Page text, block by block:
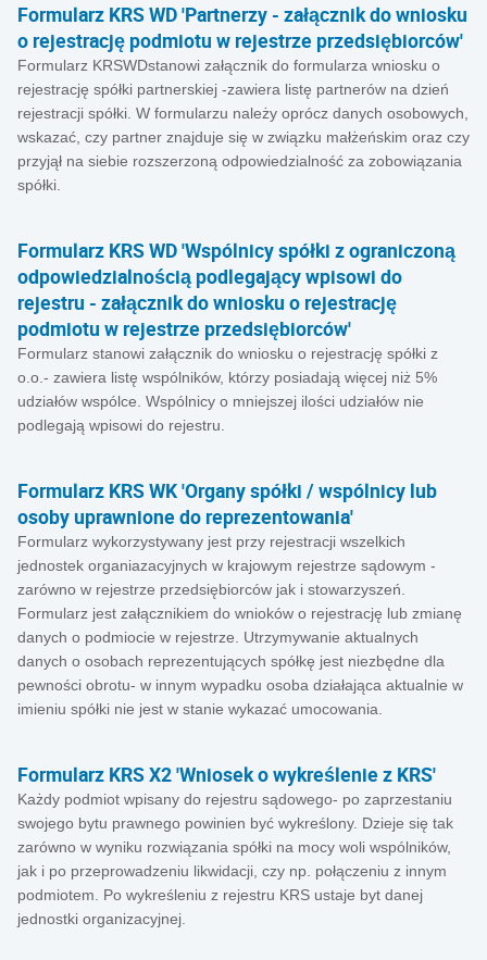
Formularz KRS WD 'Partnerzy - załącznik do wniosku
o rejestrację podmiotu w rejestrze przedsiębiorców'
Formularz KRSWDstanowi załącznik do formularza wniosku o
rejestrację spółki partnerskiej -zawiera listę partnerów na dzień
rejestracji spółki. W formularzu należy oprócz danych osobowych,
wskazać, czy partner znajduje się w związku małżeńskim oraz czy
przyjął na siebie rozszerzoną odpowiedzialność za zobowiązania
spółki.
Formularz KRS WD 'Wspólnicy spółki z ograniczoną
odpowiedzialnością podlegający wpisowi do
rejestru - załącznik do wniosku o rejestrację
podmiotu w rejestrze przedsiębiorców'
Formularz stanowi załącznik do wniosku o rejestrację spółki z
o.o.- zawiera listę wspólników, którzy posiadają więcej niż 5%
udziałów wspólce. Wspólnicy o mniejszej ilości udziałów nie
podlegają wpisowi do rejestru.
Formularz KRS WK 'Organy spółki / wspólnicy lub
osoby uprawnione do reprezentowania'
Formularz wykorzystywany jest przy rejestracji wszelkich
jednostek organiazacyjnych w krajowym rejestrze sądowym -
zarówno w rejestrze przedsiębiorców jak i stowarzyszeń.
Formularz jest załącznikiem do wnioków o rejestrację lub zmianę
danych o podmiocie w rejestrze. Utrzymywanie aktualnych
danych o osobach reprezentujących spółkę jest niezbędne dla
pewności obrotu- w innym wypadku osoba działająca aktualnie w
imieniu spółki nie jest w stanie wykazać umocowania.
Formularz KRS X2 'Wniosek o wykreślenie z KRS'
Każdy podmiot wpisany do rejestru sądowego- po zaprzestaniu
swojego bytu prawnego powinien być wykreślony. Dzieje się tak
zarówno w wyniku rozwiązania spółki na mocy woli wspólników,
jak i po przeprowadzeniu likwidacji, czy np. połączeniu z innym
podmiotem. Po wykreśleniu z rejestru KRS ustaje byt danej
jednostki organizacyjnej.